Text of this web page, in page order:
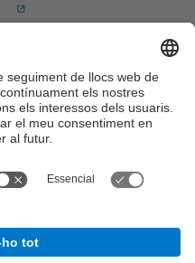
UPCshop, marxandatge
Sala de premsa
Seguretat i salut